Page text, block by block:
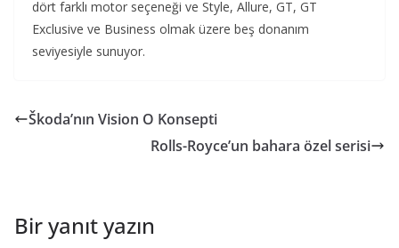
dört farklı motor seçeneği ve Style, Allure, GT, GT
Exclusive ve Business olmak üzere beş donanım
seviyesiyle sunuyor.
Škoda’nın Vision O Konsepti
Rolls-Royce’un bahara özel serisi
Bir yanıt yazın